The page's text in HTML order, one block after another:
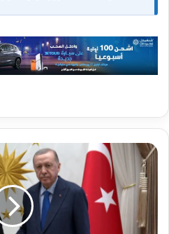
أنقرة
ودمشق
تبحثان
اتفاقًا
مشتركًا